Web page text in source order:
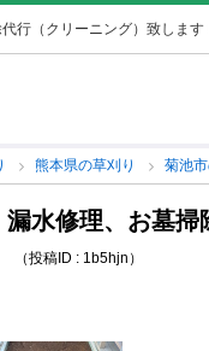
行（クリーニング）致します
熊本県の草刈り 菊池
水修理、お墓掃
（投稿ID : 1b5hjn）